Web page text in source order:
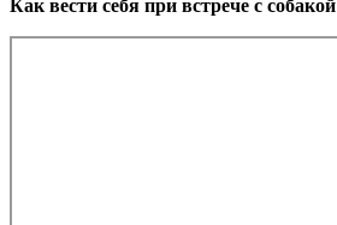
Как вести себя при встрече с собакой